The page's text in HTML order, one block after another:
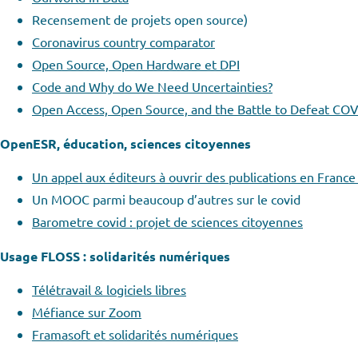
Recensement de projets open source)
Coronavirus country comparator
Open Source, Open Hardware et DPI
Code and Why do We Need Uncertainties?
Open Access, Open Source, and the Battle to Defeat
OpenESR, éducation, sciences citoyennes
Un appel aux éditeurs à ouvrir des publications en France
Un MOOC parmi beaucoup d’autres sur le covid
Barometre covid : projet de sciences citoyennes
Usage FLOSS : solidarités numériques
Télétravail & logiciels libres
Méfiance sur Zoom
Framasoft et solidarités numériques